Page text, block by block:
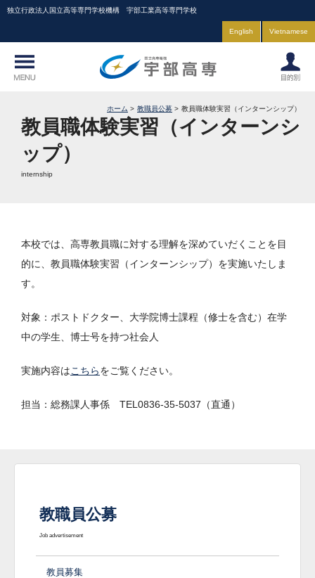
独立行政法人国立高等専門学校機構 宇部工業高等専門学校
English Vietnamese
ホーム 教職員公募 教員職体験実習（インターンシップ）
教員職体験実習（インターンシ
ップ）
internship
本校では、高専教員職に対する理解を深めていだくことを目
的に、教員職体験実習（インターンシップ）を実施いたしま
す。
対象：ポストドクター、大学院博士課程（修士を含む）在学
中の学生、博士号を持つ社会人
実施内容はこちらをご覧ください。
担当：総務課人事係 TEL0836-35-5037（直通）
教職員公募
Job advertisement
教員募集